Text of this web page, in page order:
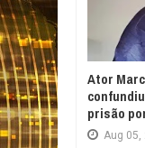
Ator
prisão
Aug 05,